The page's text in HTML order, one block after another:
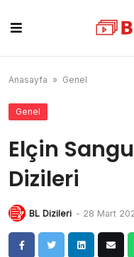
content
Anasayfa » Genel
Genel
Elçin
Dizileri
BL Dizileri - 28 Mart